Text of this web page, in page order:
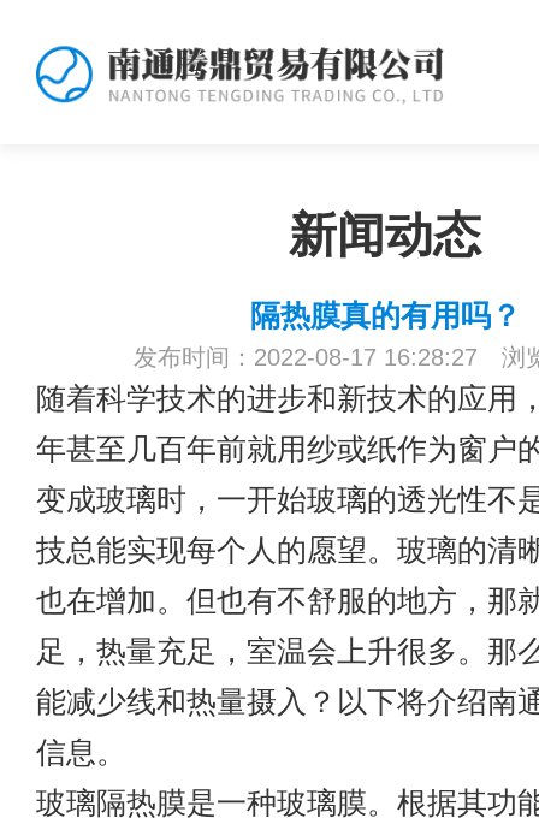
新闻动态
​隔热膜真的有用吗？
发布时间：2022-08-17 16:28:27 浏
随着科学技术的进步和新技术的应用
年甚至几百年前就用纱或纸作为窗户
变成玻璃时，一开始玻璃的透光性不
技总能实现每个人的愿望。玻璃的清
也在增加。但也有不舒服的地方，那
足，热量充足，室温会上升很多。那
能减少线和热量摄入？以下将介绍南
信息。
玻璃隔热膜是一种玻璃膜。根据其功